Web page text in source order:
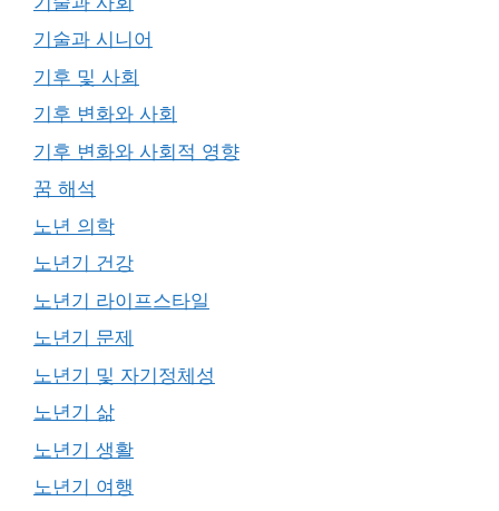
기술과 시니어
기후 및 사회
기후 변화와 사회
기후 변화와 사회적 영향
꿈 해석
노년 의학
노년기 건강
노년기 라이프스타일
노년기 문제
노년기 및 자기정체성
노년기 삶
노년기 생활
노년기 여행